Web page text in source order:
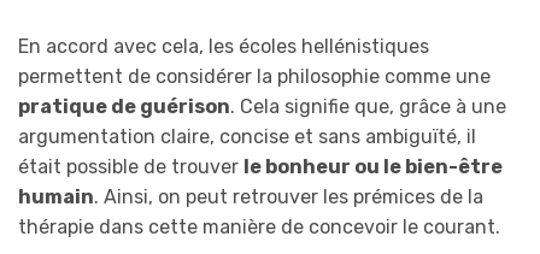
En accord avec cela, les écoles hellénistiques
permettent de considérer la philosophie comme une
pratique de guérison. Cela signifie que, grâce à une
argumentation claire, concise et sans ambiguïté, il
était possible de trouver le bonheur ou le bien-être
humain. Ainsi, on peut retrouver les prémices de la
thérapie dans cette manière de concevoir le courant.